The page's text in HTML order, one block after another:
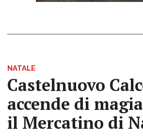
NATALE
Castelnuovo
accende di
il Mercatino di